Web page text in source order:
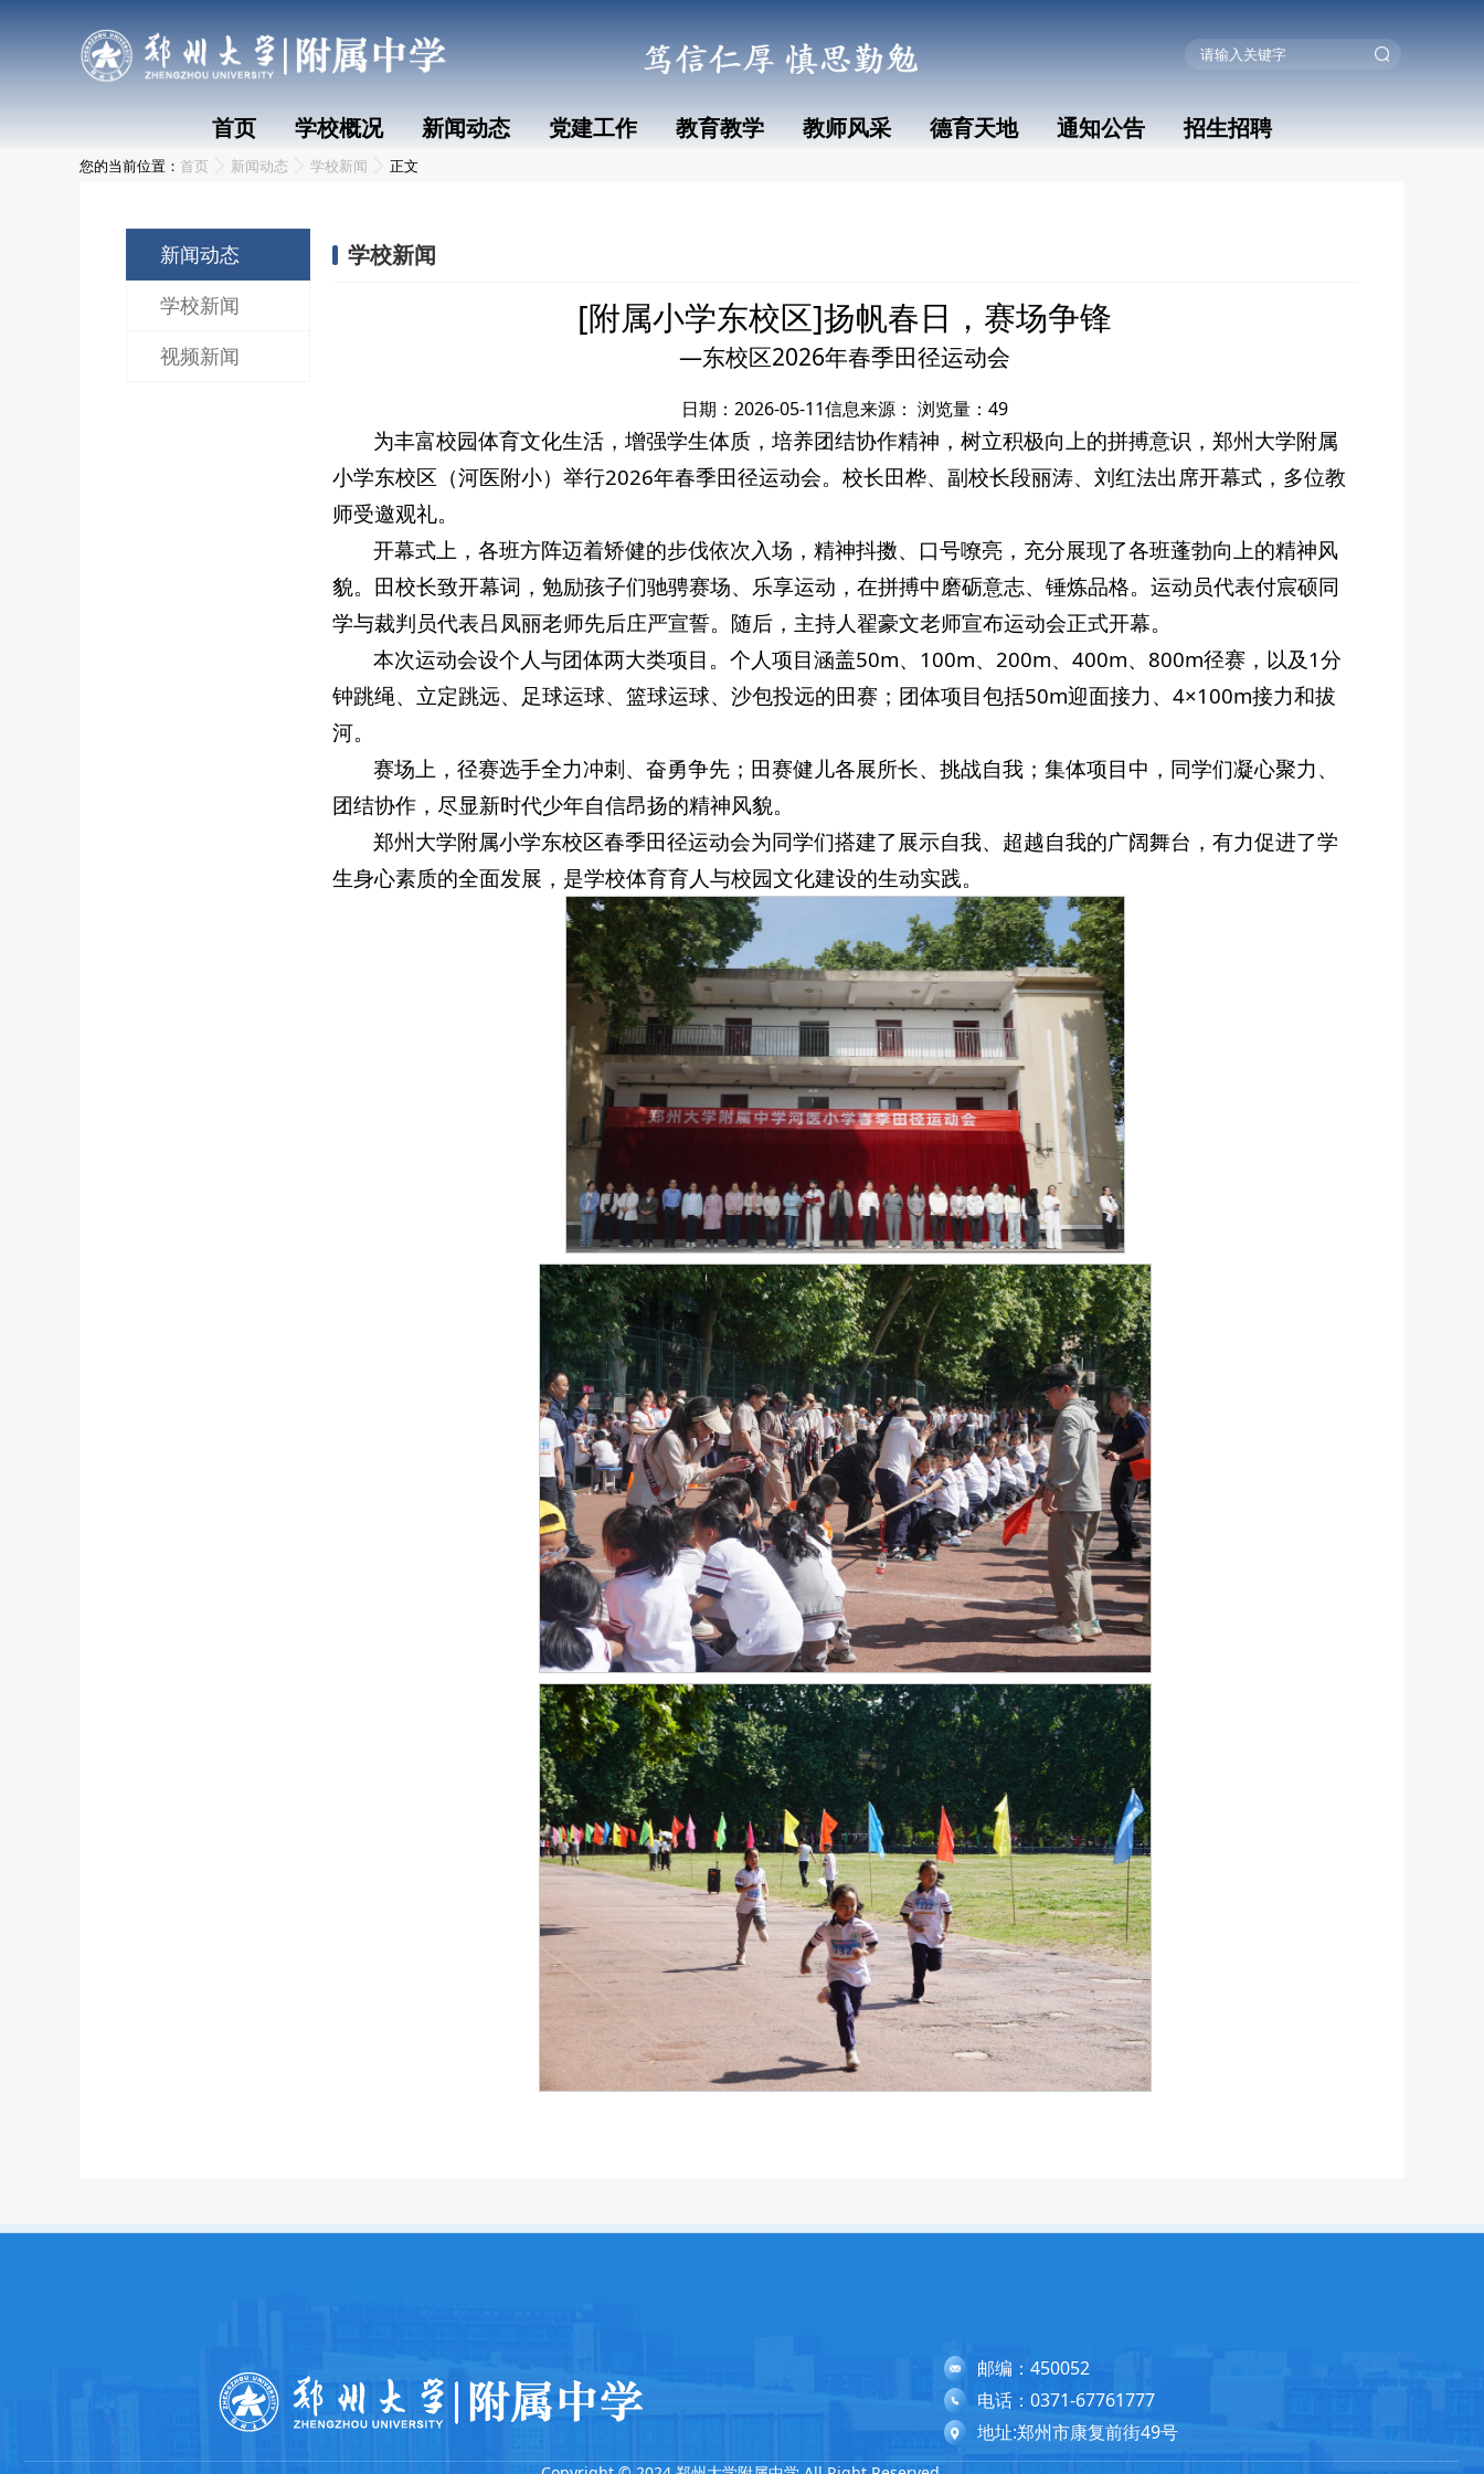
首页 学校概况 新闻动态 党建工作 教育教学 教师风采 德育天地 通知公告 招生招聘
您的当前位置： 首页 新闻动态 学校新闻 正文
新闻动态
学校新闻
视频新闻
学校新闻
[附属小学东校区]扬帆春日，赛场争锋
—东校区2026年春季田径运动会
日期：2026-05-11信息来源：浏览量：49
为丰富校园体育文化生活，增强学生体质，培养团结协作精神，树立积极向上的拼搏意识，郑州大学附属
小学东校区（河医附小）举行2026年春季田径运动会。校长田桦、副校长段丽涛、刘红法出席开幕式，多位教
师受邀观礼。
开幕式上，各班方阵迈着矫健的步伐依次入场，精神抖擞、口号嘹亮，充分展现了各班蓬勃向上的精神风
貌。田校长致开幕词，勉励孩子们驰骋赛场、乐享运动，在拼搏中磨砺意志、锤炼品格。运动员代表付宸硕同
学与裁判员代表吕凤丽老师先后庄严宣誓。随后，主持人翟豪文老师宣布运动会正式开幕。
本次运动会设个人与团体两大类项目。个人项目涵盖50m、100m、200m、400m、800m径赛，以及1分
钟跳绳、立定跳远、足球运球、篮球运球、沙包投远的田赛；团体项目包括50m迎面接力、4×100m接力和拔
河。
赛场上，径赛选手全力冲刺、奋勇争先；田赛健儿各展所长、挑战自我；集体项目中，同学们凝心聚力、
团结协作，尽显新时代少年自信昂扬的精神风貌。
郑州大学附属小学东校区春季田径运动会为同学们搭建了展示自我、超越自我的广阔舞台，有力促进了学
生身心素质的全面发展，是学校体育育人与校园文化建设的生动实践。
邮编：450052
电话：0371-67761777
地址:郑州市康复前街49号